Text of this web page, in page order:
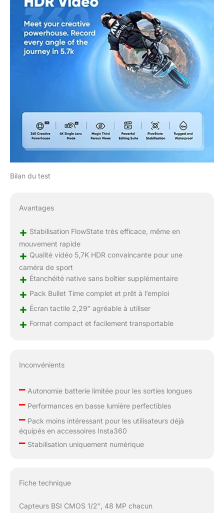
Bilan du test
Avantages
+ Stabilisation FlowState très efficace, même en
mouvement rapide
+ Qualité vidéo 5,7K HDR convaincante pour une
caméra de sport
+ Étanchéité native sans boîtier supplémentaire
+ Pack Bullet Time complet et prêt à l’emploi
+ Écran tactile 2,29″ agréable à utiliser
+ Format compact et facilement transportable
Inconvénients
–Autonomie batterie limitée pour les sorties longues
–Performances en basse lumière perfectibles
–Pack moins intéressant pour les utilisateurs déjà
équipés en accessoires Insta360
–Stabilisation uniquement numérique
Fiche technique
Capteurs BSI CMOS 1/2″, 48 MP chacun